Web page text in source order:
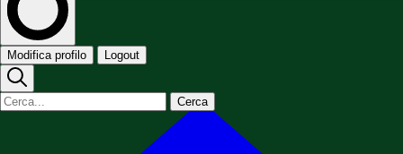
Modifica profilo Logout
Cerca